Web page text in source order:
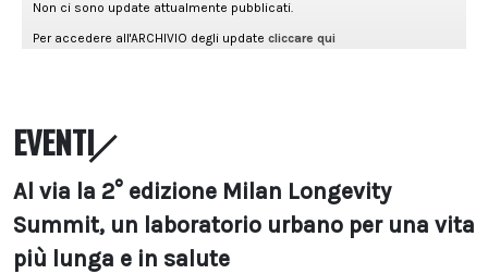
EVENTI
Al via la 2° edizione Milan Longevity
Summit, un laboratorio urbano per una vita
più lunga e in salute